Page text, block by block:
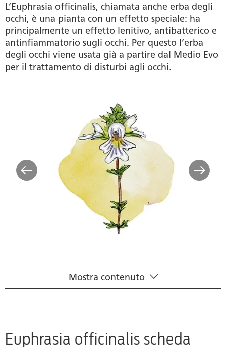
L’Euphrasia officinalis, chiamata anche erba degli
occhi, è una pianta con un effetto speciale: ha
principalmente un effetto lenitivo, antibatterico e
antinfiammatorio sugli occhi. Per questo l’erba
degli occhi viene usata già a partire dal Medio Evo
per il trattamento di disturbi agli occhi.
Scheda scientifica
Quadro farmacologico
Mostra contenuto
Euphrasia officinalis scheda